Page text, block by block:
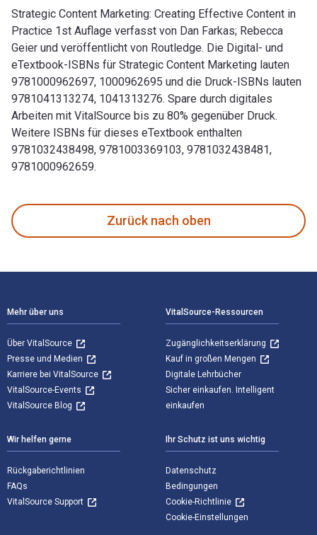
Strategic Content Marketing: Creating Effective Content in
Practice 1st Auflage verfasst von Dan Farkas; Rebecca
Geier und veröffentlicht von Routledge. Die Digital- und
eTextbook-ISBNs für Strategic Content Marketing lauten
9781000962697, 1000962695 und die Druck-ISBNs lauten
9781041313274, 1041313276. Spare durch digitales
Arbeiten mit VitalSource bis zu 80% gegenüber Druck.
Weitere ISBNs für dieses eTextbook enthalten
9781032438498, 9781003369103, 9781032438481,
9781000962659.
Zurück nach oben
Mehr über uns
Über VitalSource
Presse und Medien
Karriere bei VitalSource
VitalSource-Events
VitalSource Blog
VitalSource-Ressourcen
Zugänglichkeitserklärung
Kauf in großen Mengen
Digitale Lehrbücher
Sicher einkaufen. Intelligent
einkaufen
Wir helfen gerne
Rückgaberichtlinien
FAQs
VitalSource Support
Ihr Schutz ist uns wichtig
Datenschutz
Bedingungen
Cookie-Richtlinie
Cookie-Einstellungen